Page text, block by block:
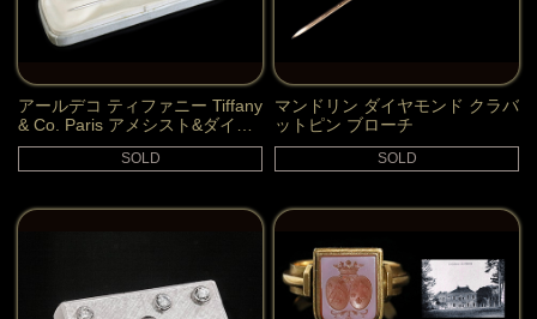
アールデコ ティファニー Tiffany
& Co. Paris アメシスト&ダイヤ
モンド クラバットピン
SOLD
マンドリン ダイヤモンド クラバ
ットピン ブローチ
SOLD